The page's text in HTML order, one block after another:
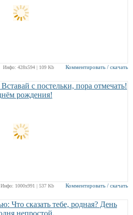
Инфо: 428х594 | 109 Kb Комментировать / скачать
Инфо: 1000х991 | 537 Kb Комментировать / скачать